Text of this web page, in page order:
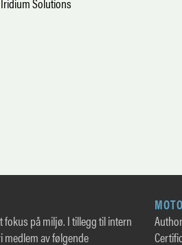
fokus på miljø. I tillegg til intern
medlem av følgende